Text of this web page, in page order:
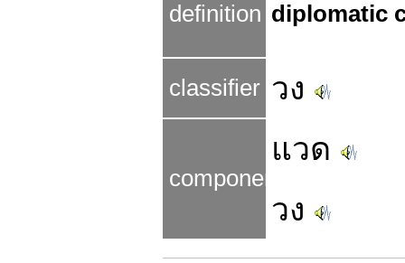
definition diplomatic
classifier วง
components
แวด
วง